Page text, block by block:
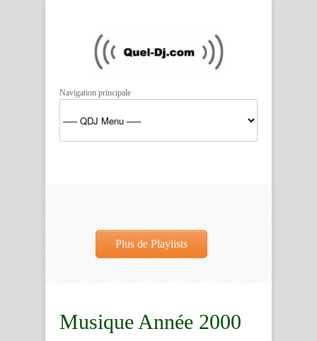
Navigation principale
Plus de Playlists
Musique Année 2000